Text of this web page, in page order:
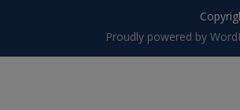
Proudly powered by